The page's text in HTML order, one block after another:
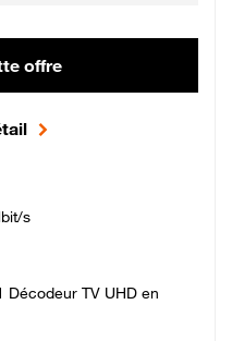
offre
s
Décodeur TV UHD en